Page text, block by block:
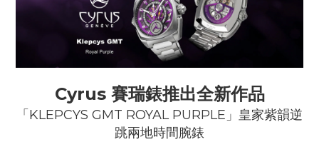
Cyrus 賽瑞錶推出全新作品
「KLEPCYS GMT ROYAL PURPLE」皇家紫韻逆
跳兩地時間腕錶